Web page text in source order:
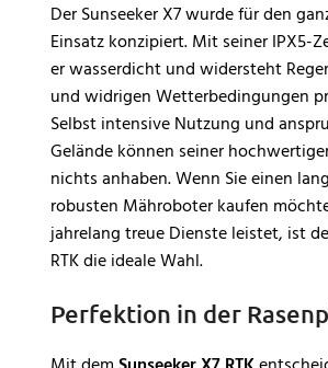
Der Sunseeker X7 wurde für den
Einsatz konzipiert. Mit seiner IPX5-
er wasserdicht und widersteht
und widrigen Wetterbedingungen
Selbst intensive Nutzung und
Gelände können seiner
nichts anhaben. Wenn Sie einen
robusten Mähroboter kaufen
jahrelang treue Dienste leistet, ist
RTK die ideale Wahl.
Perfektion in der